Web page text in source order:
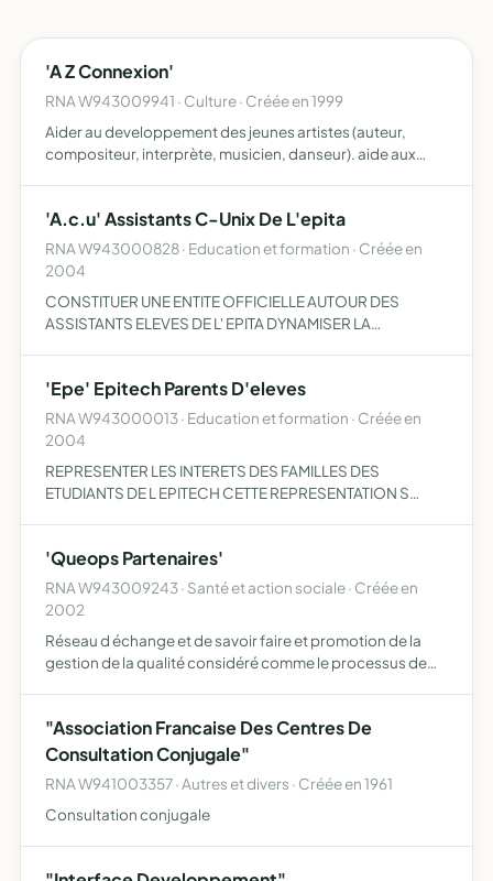
'A Z Connexion'
RNA W943009941 · Culture · Créée en 1999
Aider au developpement des jeunes artistes (auteur,
compositeur, interprète, musicien, danseur). aide aux
demarche …
'A.c.u' Assistants C-Unix De L'epita
RNA W943000828 · Education et formation · Créée en
2004
CONSTITUER UNE ENTITE OFFICIELLE AUTOUR DES
ASSISTANTS ELEVES DE L' EPITA DYNAMISER LA
'ORGANISATION D ACTIVITE EXTRA SCOLAIRES.
'Epe' Epitech Parents D'eleves
RNA W943000013 · Education et formation · Créée en
2004
REPRESENTER LES INTERETS DES FAMILLES DES
ETUDIANTS DE L EPITECH CETTE REPRESENTATION S
'Queops Partenaires'
RNA W943009243 · Santé et action sociale · Créée en
2002
Réseau d échange et de savoir faire et promotion de la
gestion de la qualité considéré comme le processus de
"Association Francaise Des Centres De
Consultation Conjugale"
RNA W941003357 · Autres et divers · Créée en 1961
Consultation conjugale